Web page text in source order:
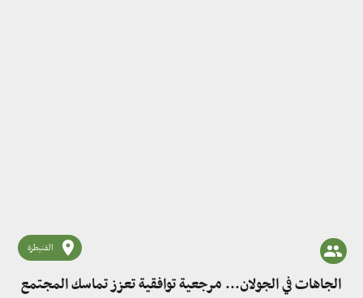
القنيطرة
الجاهات في الجولان... مرجعية توافقية تعزز تماسك المجتمع